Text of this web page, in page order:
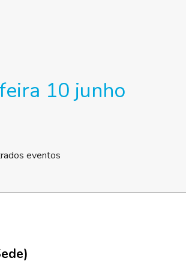
10 junho
eventos